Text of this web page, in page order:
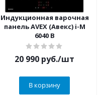
Индукционная варочная
панель AVEX (Авекс) i-M
6040 B
20 990 руб./шт
В корзину